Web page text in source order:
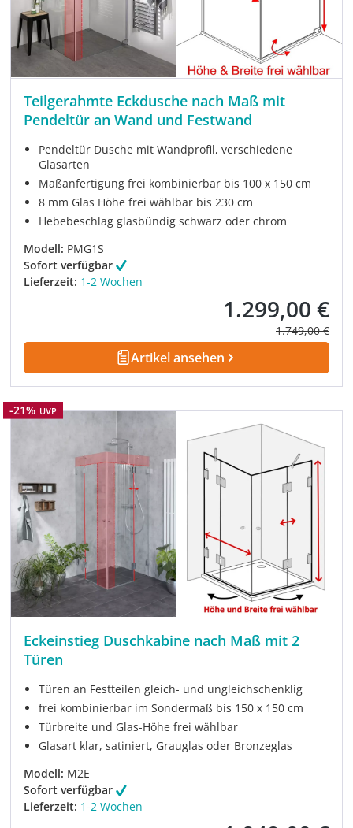
Teilgerahmte Eckdusche nach Maß mit
Pendeltür an Wand und Festwand
Pendeltür Dusche mit Wandprofil, verschiedene
Glasarten
Maßanfertigung frei kombinierbar bis 100 x 150 cm
8 mm Glas Höhe frei wählbar bis 230 cm
Hebebeschlag glasbündig schwarz oder chrom
Modell: PMG1S
Sofort verfügbar
Lieferzeit: 1-2 Wochen
Verkaufspreis:
1.299,00 €
Regulärer
1.749,00 €
Artikel ansehen
Rabatt
-21% UVP
Eckeinstieg Duschkabine nach Maß mit 2
Türen
Türen an Festteilen gleich- und ungleichschenklig
frei kombinierbar im Sondermaß bis 150 x 150 cm
Türbreite und Glas-Höhe frei wählbar
Glasart klar, satiniert, Grauglas oder Bronzeglas
Modell: M2E
Sofort verfügbar
Lieferzeit: 1-2 Wochen